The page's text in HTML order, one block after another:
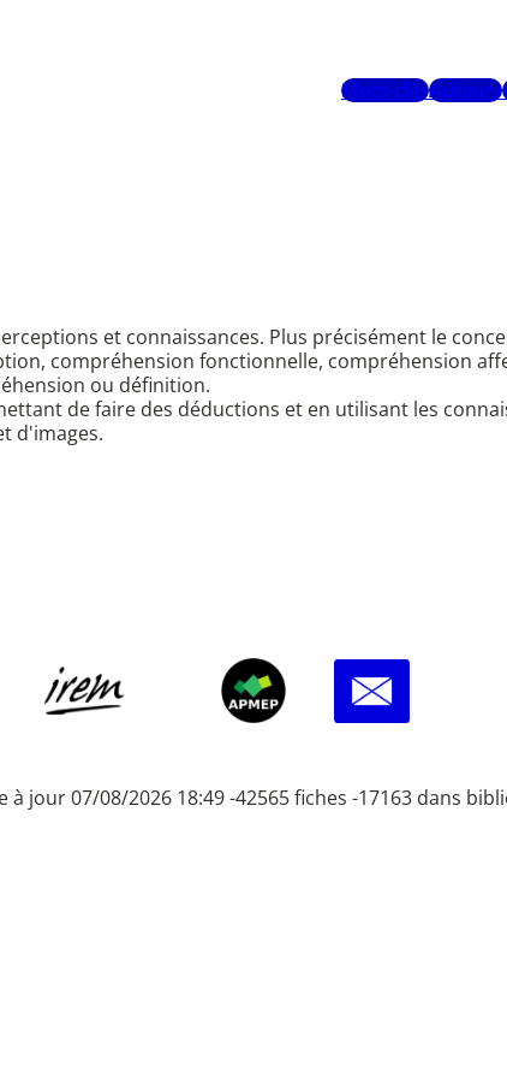
Mots-clésAuteurs
et connaissances. Plus précisément le
compréhension fonctionnelle, compréhension
ou définition.
de faire des déductions et en utilisant les
d'images.
à jour 07/08/2026 18:49 -42565 fiches -17163 dans